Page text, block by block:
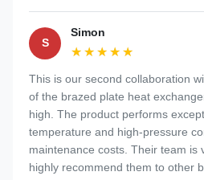
S
Simon
★★★★★
★★★★★
This is our second collaboration
of the brazed plate heat
high. The product performs
temperature and high-pressure
maintenance costs. Their team is
highly recommend them to other